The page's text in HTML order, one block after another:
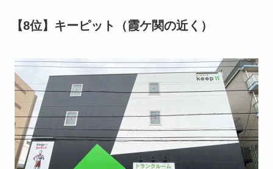
【8位】キーピット（霞ケ関の近く）